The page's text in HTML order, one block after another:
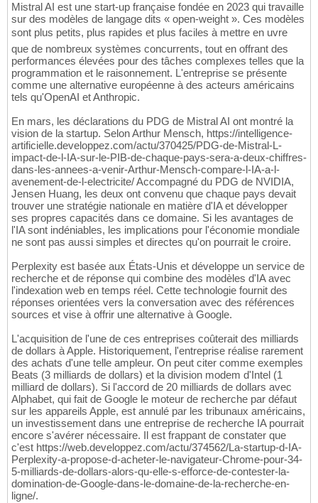
Mistral AI est une start-up française fondée en 2023 qui travaille
sur des modèles de langage dits « open-weight ». Ces modèles
sont plus petits, plus rapides et plus faciles à mettre en uvre
que de nombreux systèmes concurrents, tout en offrant des
performances élevées pour des tâches complexes telles que la
programmation et le raisonnement. L'entreprise se présente
comme une alternative européenne à des acteurs américains
tels qu'OpenAI et Anthropic.
En mars, les déclarations du PDG de Mistral AI ont montré la
vision de la startup. Selon Arthur Mensch, https://intelligence-
artificielle.developpez.com/actu/370425/PDG-de-Mistral-L-
impact-de-l-IA-sur-le-PIB-de-chaque-pays-sera-a-deux-chiffres-
dans-les-annees-a-venir-Arthur-Mensch-compare-l-IA-a-l-
avenement-de-l-electricite/ Accompagné du PDG de NVIDIA,
Jensen Huang, les deux ont convenu que chaque pays devait
trouver une stratégie nationale en matière d'IA et développer
ses propres capacités dans ce domaine. Si les avantages de
l'IA sont indéniables, les implications pour l'économie mondiale
ne sont pas aussi simples et directes qu'on pourrait le croire.
Perplexity est basée aux États-Unis et développe un service de
recherche et de réponse qui combine des modèles d'IA avec
l'indexation web en temps réel. Cette technologie fournit des
réponses orientées vers la conversation avec des références
sources et vise à offrir une alternative à Google.
L'acquisition de l'une de ces entreprises coûterait des milliards
de dollars à Apple. Historiquement, l'entreprise réalise rarement
des achats d'une telle ampleur. On peut citer comme exemples
Beats (3 milliards de dollars) et la division modem d'Intel (1
milliard de dollars). Si l'accord de 20 milliards de dollars avec
Alphabet, qui fait de Google le moteur de recherche par défaut
sur les appareils Apple, est annulé par les tribunaux américains,
un investissement dans une entreprise de recherche IA pourrait
encore s'avérer nécessaire. Il est frappant de constater que
c'est https://web.developpez.com/actu/374562/La-startup-d-IA-
Perplexity-a-propose-d-acheter-le-navigateur-Chrome-pour-34-
5-milliards-de-dollars-alors-qu-elle-s-efforce-de-contester-la-
domination-de-Google-dans-le-domaine-de-la-recherche-en-
ligne/.